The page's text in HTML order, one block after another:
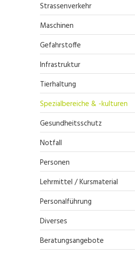
Strassenverkehr
Maschinen
Gefahrstoffe
Infrastruktur
Tierhaltung
Spezialbereiche & -kulturen
Gesundheitsschutz
Notfall
Personen
Lehrmittel / Kursmaterial
Personalführung
Diverses
Beratungsangebote